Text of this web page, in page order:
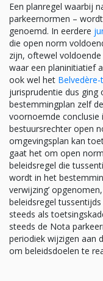
Een planregel waarbij
parkeernormen –
genoemd. In eerdere
die open norm
zijn, oftewel
waar een planinitiatief
ook wel het
jurisprudentie dus ging
bestemmingplan zelf
voornoemde conclusie
bestuursrechter open
omgevingsplan kan
gaat het om open
beleidsregel die
wordt in het
verwijzing’
beleidsregel
steeds als
steeds de Nota
periodiek wijzigen aan
om beleidsdoelen te